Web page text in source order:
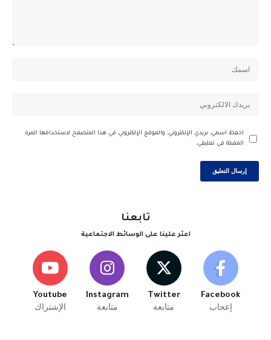
احفظ اسمي، بريدي الإلكتروني، والموقع الإلكتروني في هذا المتصفح لاستخدامها المرة
المقبلة في تعليقي.
تابعنا
اعثر علينا على الوسائط الاجتماعية
Facebook
إعجاب
Twitter
متابعة
Instagram
متابعة
Youtube
الإشتراك